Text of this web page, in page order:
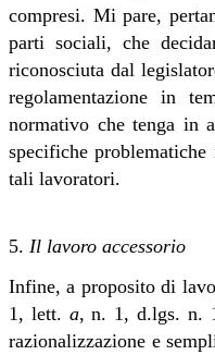
compresi. Mi pare,
parti sociali, che
riconosciuta dal
regolamentazione in
normativo che tenga in
specifiche
tali lavoratori.
5. Il lavoro accessorio
Infine, a proposito di
1, lett. a, n. 1, d.lgs. n.
razionalizzazione e